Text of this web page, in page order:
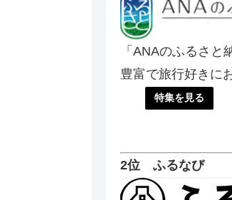
「ANAのふるさ
豊富で旅行好きに
特集を見る
2位 ふるなび